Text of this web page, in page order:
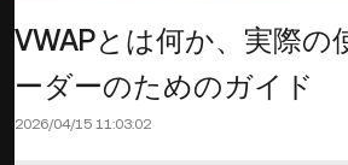
VWAPとは何か、実際の
ーダーのためのガイド
2026/04/15 11:03:02